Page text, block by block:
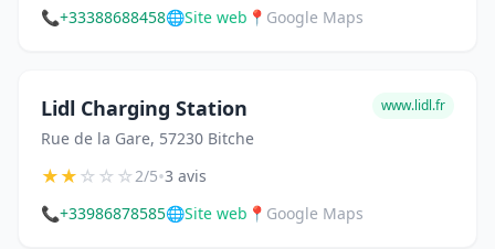
📞+33388688458🌐Site web 📍 Google Maps
Lidl Charging Station
Rue de la Gare, 57230 Bitche
www.lidl.fr
★★☆☆☆2/5•3 avis
📞+33986878585🌐Site web 📍 Google Maps